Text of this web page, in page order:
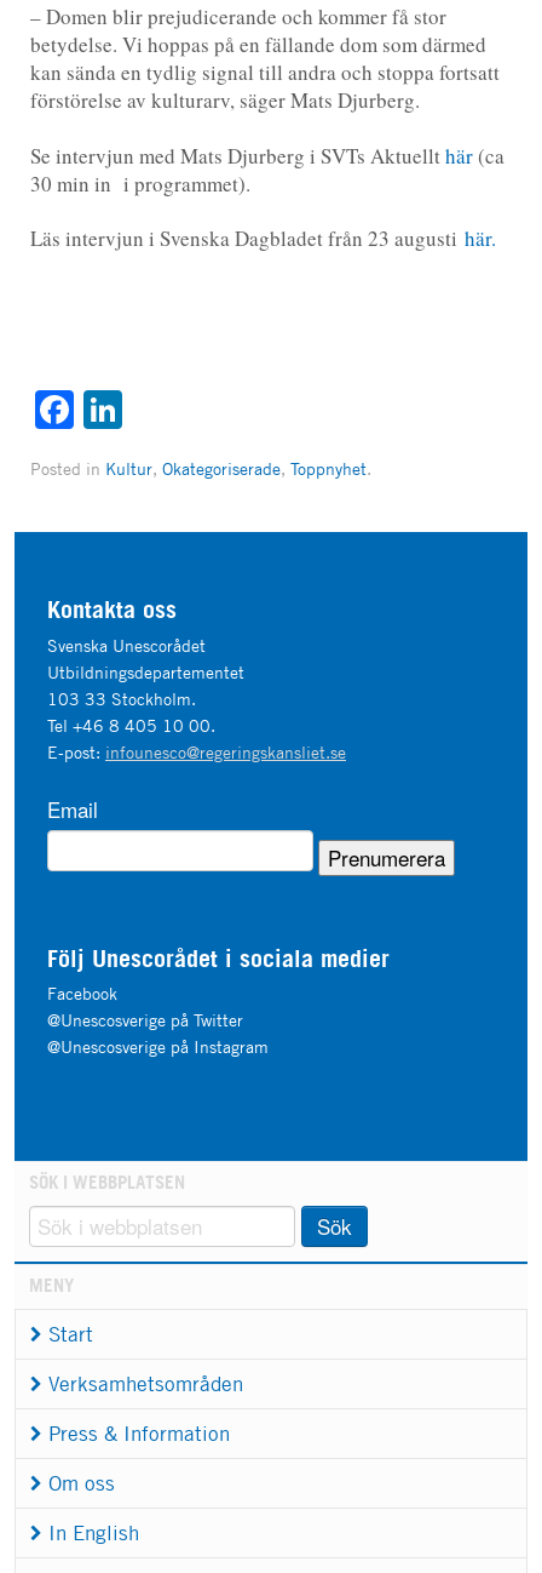
– Domen blir prejudicerande och kommer få stor
betydelse. Vi hoppas på en fällande dom som därmed
kan sända en tydlig signal till andra och stoppa fortsatt
förstörelse av kulturarv, säger Mats Djurberg.
Se intervjun med Mats Djurberg i SVTs Aktuellthär(ca
30 min in i programmet).
Läs intervjun i Svenska Dagbladet från 23 augusti här.
Facebook
LinkedIn
Posted in Kultur, Okategoriserade, Toppnyhet.
Kontakta oss
Svenska Unescorådet
Utbildningsdepartementet
103 33 Stockholm.
Tel +46 8 405 10 00.
E-post: infounesco@regeringskansliet.se
Email
Följ Unescorådet i sociala medier
Facebook
@Unescosverige på Twitter
@Unescosverige på Instagram
SÖK I WEBBPLATSEN
Sök
MENY
Start
Verksamhetsområden
Press & Information
Om oss
In English